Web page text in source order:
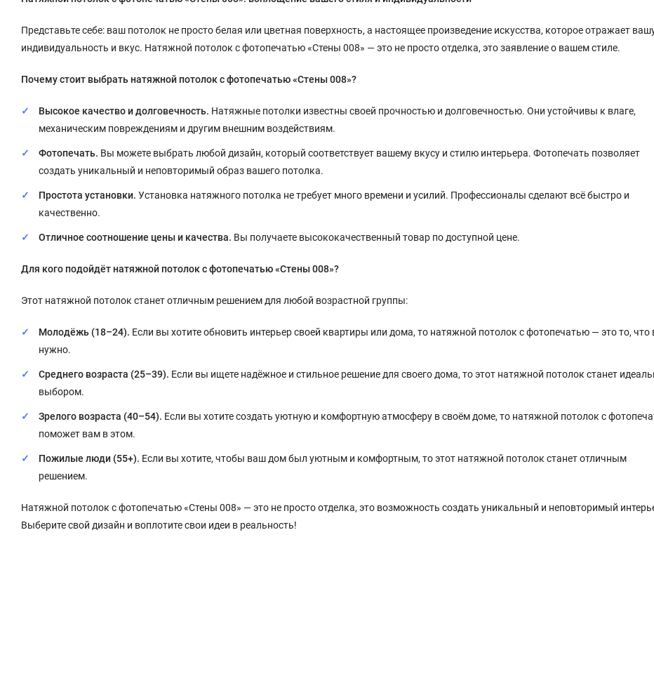
Представьте себе: ваш потолок не просто белая или цветная поверхность, а настоящее произведение искусства, которое отражает
индивидуальность и вкус. Натяжной потолок с фотопечатью «Стены 008» — это не просто отделка, это заявление о вашем стиле.
Почему стоит выбрать натяжной потолок с фотопечатью «Стены 008»?
Высокое качество и долговечность. Натяжные потолки известны своей прочностью и долговечностью. Они устойчивы к влаге,
механическим повреждениям и другим внешним воздействиям.
Фотопечать. Вы можете выбрать любой дизайн, который соответствует вашему вкусу и стилю интерьера. Фотопечать позволяет
создать уникальный и неповторимый образ вашего потолка.
Простота установки. Установка натяжного потолка не требует много времени и усилий. Профессионалы сделают всё быстро и
качественно.
Отличное соотношение цены и качества. Вы получаете высококачественный товар по доступной цене.
Для кого подойдёт натяжной потолок с фотопечатью «Стены 008»?
Этот натяжной потолок станет отличным решением для любой возрастной группы:
Молодёжь (18–24). Если вы хотите обновить интерьер своей квартиры или дома, то натяжной потолок с фотопечатью — это то, что
нужно.
Среднего возраста (25–39). Если вы ищете надёжное и стильное решение для своего дома, то этот натяжной потолок станет
выбором.
Зрелого возраста (40–54). Если вы хотите создать уютную и комфортную атмосферу в своём доме, то натяжной потолок с
поможет вам в этом.
Пожилые люди (55+). Если вы хотите, чтобы ваш дом был уютным и комфортным, то этот натяжной потолок станет отличным
решением.
Натяжной потолок с фотопечатью «Стены 008» — это не просто отделка, это возможность создать уникальный и неповторимый
Выберите свой дизайн и воплотите свои идеи в реальность!